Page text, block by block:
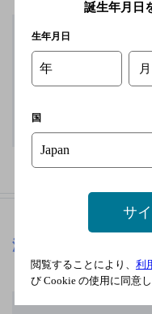
浜焼太郎 郡山店
誕生年月日
生年月日
年 月
国
サ
閲覧することにより、 利
び Cookie の使用に同意